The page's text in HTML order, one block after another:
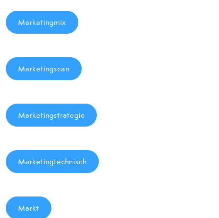
Marketingmix
Marketingscan
Marketingstrategie
Marketingtechnisch
Markt